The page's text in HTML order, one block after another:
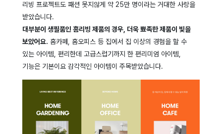
리빙 프로젝트도 패션 못지않게 약 25만 명이라는 거대한 사랑을
받았습니다.
대부분이 생필품인 홈리빙 제품의 경우, 더욱 뾰족한 제품이 빛을
보았어요. 홈카페, 홈오피스 등 집에서 집 이상의 경험을 할 수
있는 아이템, 편리한데 고급스럽기까지 한 편리미엄 아이템,
기능은 기본이요 감각적인 아이템이 주목받았습니다.